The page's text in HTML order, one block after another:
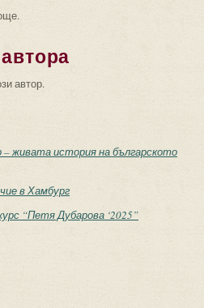
автор.
– живата история на българското
в Хамбург
“Петя Дубарова ‘2025”